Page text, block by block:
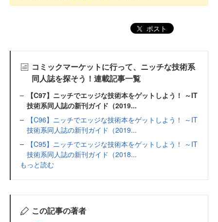
ポスト
コミックマーケットに行って、ニッチな技術系
同人誌を探そう！連載記事一覧
【C97】ニッチでエッジな技術本をゲットしよう！ ～IT
技術系同人誌の新刊ガイド（2019...
【C96】ニッチでエッジな技術本をゲットしよう！ ～IT
技術系同人誌の新刊ガイド（2019...
【C95】ニッチでエッジな技術本をゲットしよう！ ～IT
技術系同人誌の新刊ガイド（2018...
もっと読む
この記事の著者